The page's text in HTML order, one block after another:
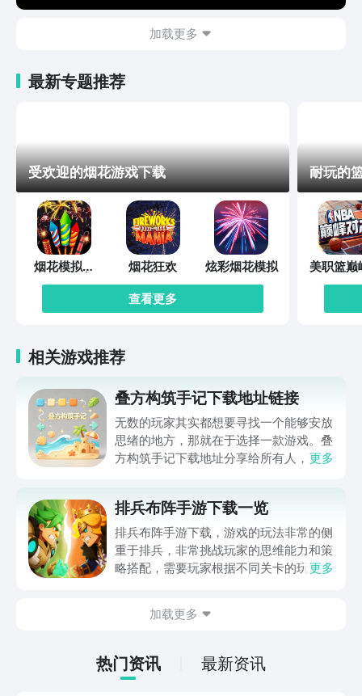
加载更多
最新专题推荐
受欢迎的烟花游戏下载
烟花模拟器
2022游戏
烟花狂欢
炫彩烟花模拟
查看更多
耐玩的
美职篮巅
决
相关游戏推荐
叠方构筑手记下载地址链接
无数的玩家其实都想要寻找一个能够安放
思绪的地方，那就在于选择一款游戏。叠
方构筑手记下载地址分享给所有人，这一
情。如果大家想要下载这款游戏，其实方
法很简单，通过以下的链接即可先来看一
下游戏的主要乐趣吧。
更多
排兵布阵手游下载一览
排兵布阵手游下载，游戏的玩法非常的侧
重于排兵，非常挑战玩家的思维能力和策
略搭配，需要玩家根据不同关卡的玩法设
一种士兵都有自己独特的技能，及运用的
急切的想要连接，现在，就和小编一起来
阅览一下吧！
更多
加载更多
热门资讯 最新资讯